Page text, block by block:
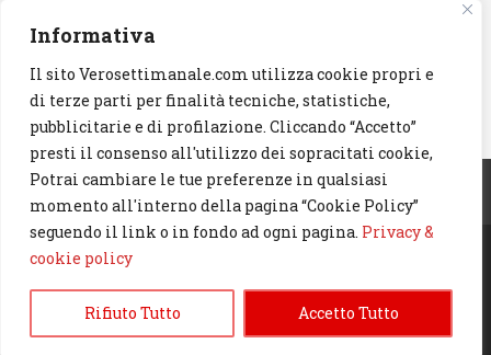
Informativa
Il sito Verosettimanale.com utilizza cookie propri e
di terze parti per finalità tecniche, statistiche,
pubblicitarie e di profilazione. Cliccando “Accetto”
presti il consenso all'utilizzo dei sopracitati cookie,
Potrai cambiare le tue preferenze in qualsiasi
momento all'interno della pagina “Cookie Policy”
seguendo il link o in fondo ad ogni pagina. Privacy &
cookie policy
Rifiuto Tutto Accetto Tutto
Eventi(330)
Artisti (241)
News(239)
Cerca
© 2023 Verosettimanale.com. All rights reserved.